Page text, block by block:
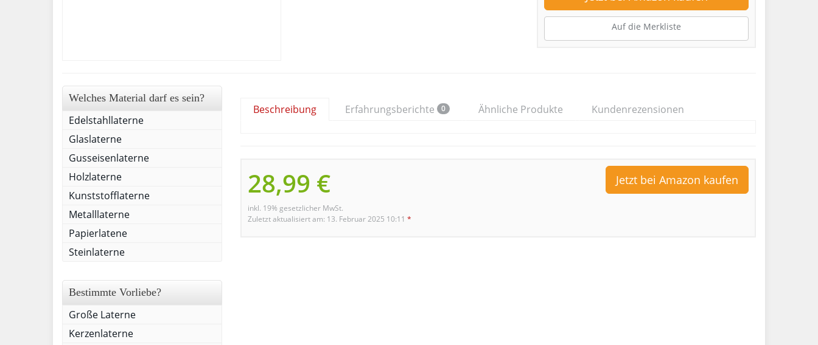
Auf die Merkliste
Beschreibung Erfahrungsberichte 0 Ähnliche Produkte Kundenrezensionen
28,99 €
inkl. 19% gesetzlicher MwSt.
Zuletzt aktualisiert am: 13. Februar 2025 10:11 *
Jetzt bei Amazon kaufen
Welches Material darf es sein?
Edelstahllaterne
Glaslaterne
Gusseisenlaterne
Holzlaterne
Kunststofflaterne
Metalllaterne
Papierlatene
Steinlaterne
Bestimmte Vorliebe?
Große Laterne
Kerzenlaterne